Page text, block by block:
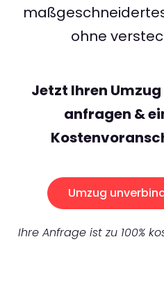
ohne
Jetzt Ihren
anfragen &
Umzug
Ihre Anfrage ist zu 100%